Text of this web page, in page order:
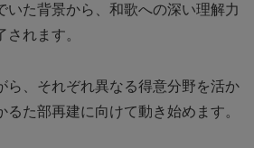
いた背景から、和歌への深い理解力
れます。
ら、それぞれ異なる得意分野を活か
るた部再建に向けて動き始めます。